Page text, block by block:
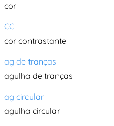
cor
CC
cor contrastante
ag de tranças
agulha de tranças
ag circular
agulha circular